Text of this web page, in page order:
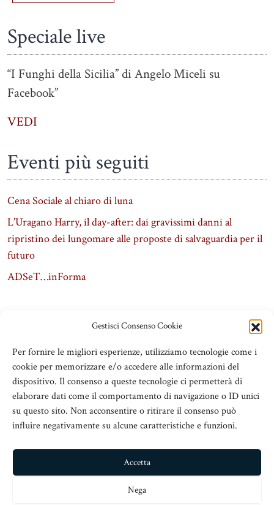
Gestisci Consenso Cookie
Per fornire le migliori esperienze, utilizziamo tecnologie come i
cookie per memorizzare e/o accedere alle informazioni del
dispositivo. Il consenso a queste tecnologie ci permetterà di
elaborare dati come il comportamento di navigazione o ID unici
su questo sito. Non acconsentire o ritirare il consenso può
influire negativamente su alcune caratteristiche e funzioni.
Accetta
Nega
Speciale live
“I Funghi della Sicilia” di Angelo Miceli su
Facebook”
VEDI
Eventi più seguiti
Cena Sociale al chiaro di luna
L’Uragano Harry, il day-after: dai gravissimi danni al
ripristino dei lungomare alle proposte di salvaguardia per il
futuro
ADSeT…inForma
ADSeT
© 2016 Associazione Dirigenti Scolastici e Territorio
V.le San Martino Is. 89, c/o Chiesa San Nicolò all’Arcivescovado,
98123 Messina